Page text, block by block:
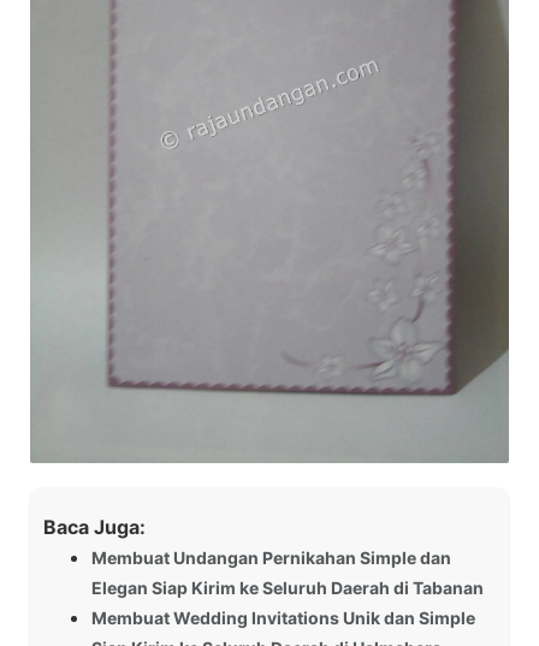
Baca Juga:
Membuat Undangan Pernikahan Simple dan
Elegan Siap Kirim ke Seluruh Daerah di Tabanan
Membuat Wedding Invitations Unik dan Simple